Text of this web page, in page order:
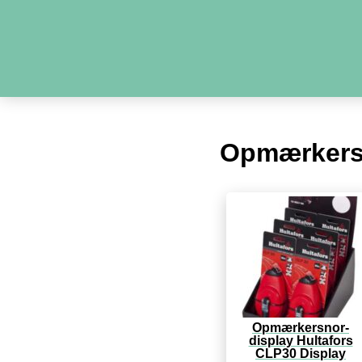
Opmærkersnor-
display Hultafors
CLP30 Display